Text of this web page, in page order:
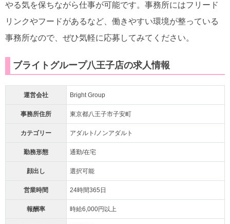
やる気を保ちながら仕事が可能です。事務所にはフリード
リンクやフードがあるなど、働きやすい環境が整っている
事務所なので、ぜひ気軽に応募してみてください。
ブライトグループ八王子店の求人情報
運営会社 Bright Group
事務所住所 東京都八王子市子安町
カテゴリー アダルト/ノンアダルト
勤務形態 通勤/在宅
顔出し 選択可能
営業時間 24時間365日
報酬率 時給6,000円以上